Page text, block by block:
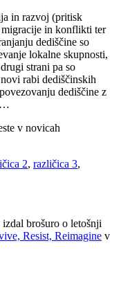
in razvoj (pritisk
in konflikti ter
dediščine so
lokalne skupnosti,
strani pa so
rabi dediščinskih
dediščine z
…
v novicah
2, različica 3,
brošuro o letošnji
Resist, Reimagine v